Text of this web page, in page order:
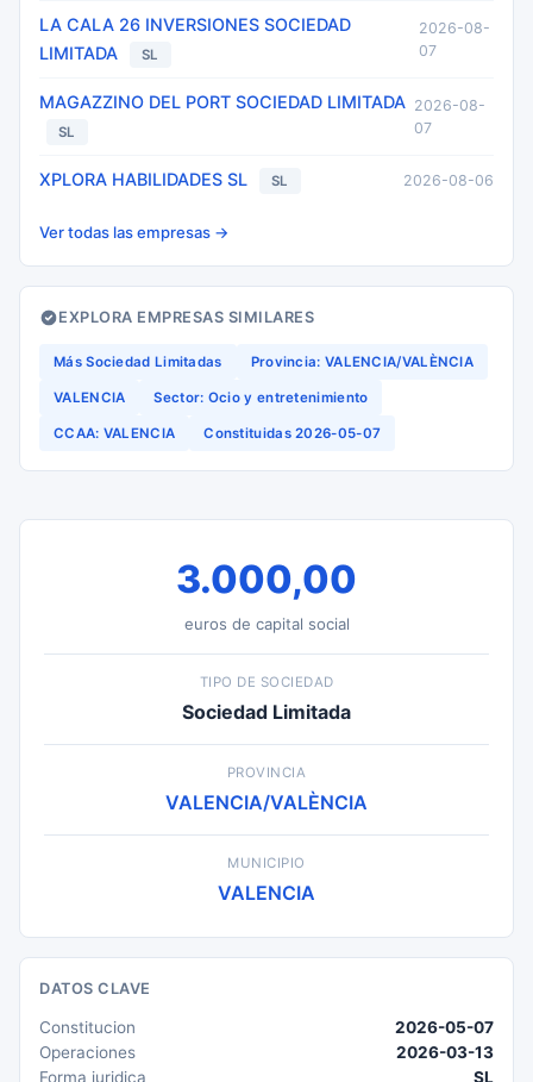
LA CALA 26 INVERSIONES SOCIEDAD
LIMITADA
SL
2026-08-
07
MAGAZZINO DEL PORT SOCIEDAD LIMITADA
SL
2026-08-
07
XPLORA HABILIDADES SL SL 2026-08-06
Ver todas las empresas →
EXPLORA EMPRESAS SIMILARES
Más Sociedad Limitadas Provincia: VALENCIA/VALÈNCIA
VALENCIA Sector: Ocio y entretenimiento
CCAA: VALENCIA Constituidas 2026-05-07
3.000,00
euros de capital social
TIPO DE SOCIEDAD
Sociedad Limitada
PROVINCIA
VALENCIA/VALÈNCIA
MUNICIPIO
VALENCIA
DATOS CLAVE
Constitucion
2026-05-07
Operaciones
2026-03-13
Forma juridica
SL